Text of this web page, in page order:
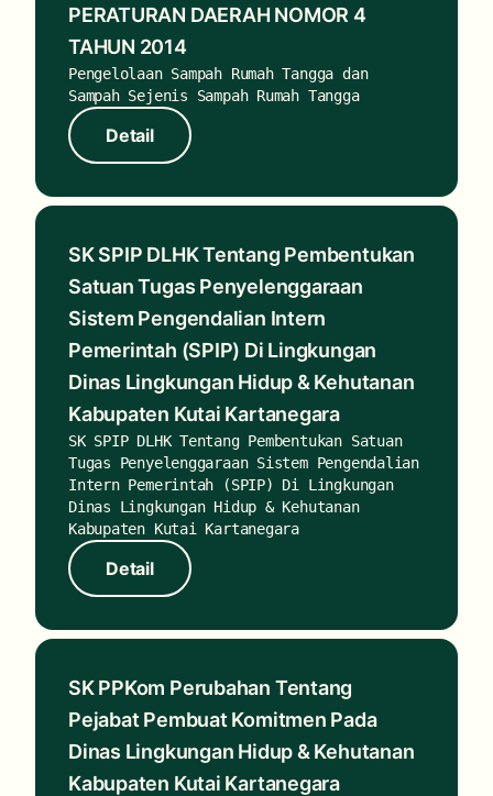
PERATURAN DAERAH NOMOR 4
TAHUN 2014
Pengelolaan Sampah Rumah Tangga dan
Sampah Sejenis Sampah Rumah Tangga
Detail
Detail
SK SPIP DLHK Tentang Pembentukan
Satuan Tugas Penyelenggaraan
Sistem Pengendalian Intern
Pemerintah (SPIP) Di Lingkungan
Dinas Lingkungan Hidup & Kehutanan
Kabupaten Kutai Kartanegara
SK SPIP DLHK Tentang Pembentukan Satuan
Tugas Penyelenggaraan Sistem Pengendalian
Intern Pemerintah (SPIP) Di Lingkungan
Dinas Lingkungan Hidup & Kehutanan
Kabupaten Kutai Kartanegara
Detail
Detail
SK PPKom Perubahan Tentang
Pejabat Pembuat Komitmen Pada
Dinas Lingkungan Hidup & Kehutanan
Kabupaten Kutai Kartanegara